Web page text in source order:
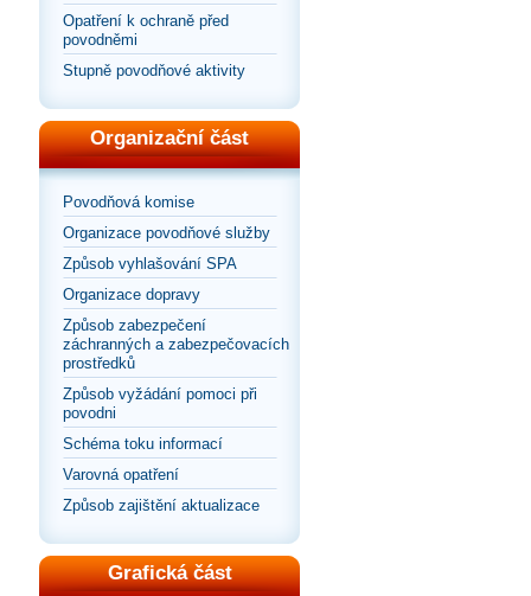
Opatření k ochraně před
povodněmi
Stupně povodňové aktivity
Organizační část
Povodňová komise
Organizace povodňové služby
Způsob vyhlašování SPA
Organizace dopravy
Způsob zabezpečení
záchranných a zabezpečovacích
prostředků
Způsob vyžádání pomoci při
povodni
Schéma toku informací
Varovná opatření
Způsob zajištění aktualizace
Grafická část